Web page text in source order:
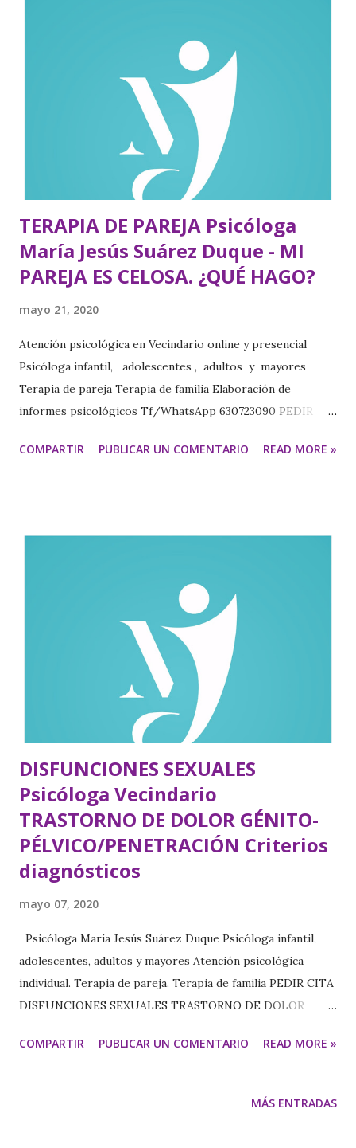
congenian dado que cada uno alberga un sentimiento
esperanzador respecto al otro, un sentimiento que se
manifiesta con fuerza. Por ejemplo, en el caso del hombre,
la arrogancia y la obsesión por “estar activo” es lo que para
él significa ser hombre, marido y padre. Por debajo de esta
arrogancia, anida un sentimiento de vulnerabilidad, una
inseguridad y un ansia de aceptac...
TERAPIA DE PAREJA Psicóloga
María Jesús Suárez Duque - MI
PAREJA ES CELOSA. ¿QUÉ HAGO?
mayo 21, 2020
Atención psicológica en Vecindario online y presencial
Psicóloga infantil, adolescentes , adultos y mayores
Terapia de pareja Terapia de familia Elaboración de
informes psicológicos Tf/WhatsApp 630723090 PEDIR
https://psicologamariajesus.com/ MI PAREJA ES
presentes y cómo se ha llegado a ellas. Puede suceder que
los celos no alcancen una gravedad o una intensidad que
llegue a hacer imposible la vida de pareja. Puede tratarse
sólo de una molestia o un fastidio que, aunque afecte
seriamente a la relación, sólo la ponga a prueba de cuando
en cuando. Se trataría de situaciones sin gravedad y
COMPARTIR PUBLICAR UN COMENTARIO READ MORE »
DISFUNCIONES SEXUALES
Psicóloga Vecindario
TRASTORNO DE DOLOR GÉNITO-
PÉLVICO/PENETRACIÓN Criterios
diagnósticos
mayo 07, 2020
Psicóloga María Jesús Suárez Duque Psicóloga infantil,
adolescentes, adultos y mayores Atención psicológica
individual. Terapia de pareja. Terapia de familia PEDIR CITA
DISFUNCIONES SEXUALES TRASTORNO DE DOLOR
DSM-V A. Dificultades persistentes o recurrentes con
durante las relaciones 2. Marcado dolor vulvovaginal o
COMPARTIR PUBLICAR UN COMENTARIO READ MORE »
MÁS ENTRADAS